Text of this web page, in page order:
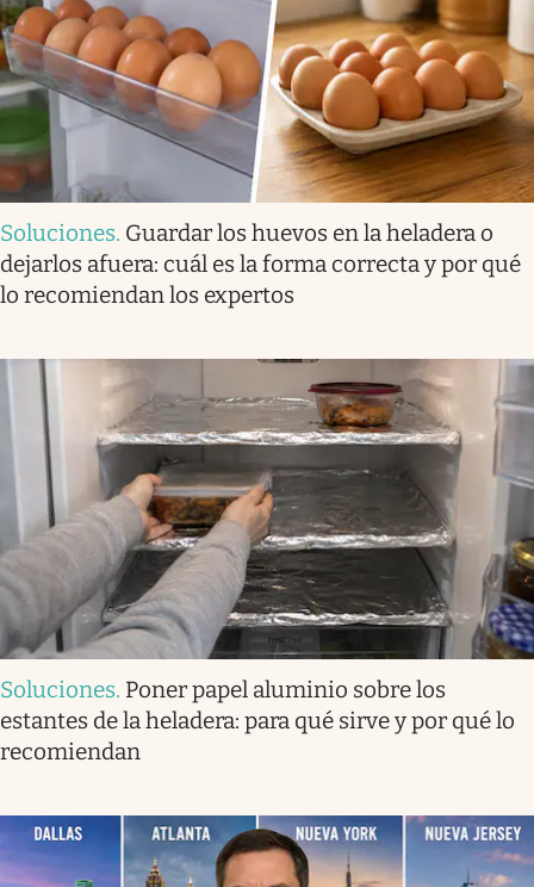
Soluciones. Guardar los huevos en la heladera o
dejarlos afuera: cuál es la forma correcta y por qué
lo recomiendan los expertos
Soluciones. Poner papel aluminio sobre los
estantes de la heladera: para qué sirve y por qué lo
recomiendan